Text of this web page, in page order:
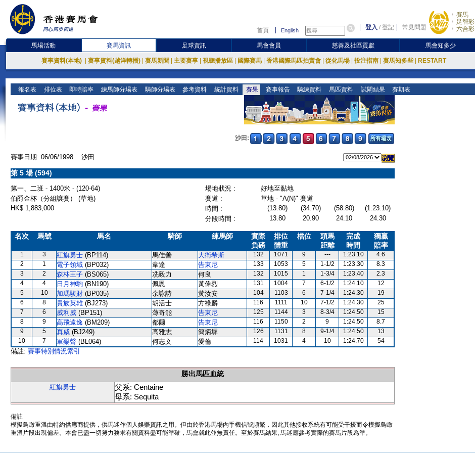
首頁 English 登入 /登記 常見問題
賽馬
足智彩
六合彩
馬場活動 賽馬資訊 足球資訊 馬會會員 慈善及社區貢獻 馬會知多少
賽事資料(本地) 賽事資料(越洋轉播) 賽馬新聞 主要賽事 視聽播放區 國際賽馬 香港國際馬匹拍賣會 從化馬場 投注指南 賽馬知多些 RESTART
報名表 排位表 即時賠率 練馬師分場表 騎師分場表 參考資料 統計資料 賽果 賽事報告 騎練資料 馬匹資料 試閘結果 賽期表
沙田:
賽事日期: 06/06/1998 沙田
第 5 場 (594)
第一、二班 - 1400米 - (120-64) 場地狀況 :
好地至黏地
伯爵金杯（分組讓賽） (草地)
賽道 :
草地 - "A(N)" 賽道
HK$ 1,883,000
時間 : (13.80) (34.70) (58.80)
(1:23.10)
分段時間 :
13.80 20.90 24.10 24.30
名次 馬號 馬名 騎師 練馬師
實際
負磅
排位
體重
檔位
頭馬
距離
完成
時間
獨贏
賠率
1 3 紅旗勇士 (BP114) 馬佳善 大衛希斯 132 1071 9 --- 1:23.10
4.6
2
1 電子領域 (BP032) 韋達 告東尼 133 1053 5 1-1/2 1:23.30
8.3
3
2 森林王子 (BS065) 冼毅力 何良 132 1015 1 1-3/4 1:23.40
2.3
4
4 日月神駒 (BN190) 佩恩 黃偉烈 131 1004 7 6-1/2 1:24.10
12
5
10 加瑪駿財 (BP035) 余詠詩 黃汝安 104 1103 6 7-1/4 1:24.30
19
6
8 貴族英雄 (BJ273) 胡活士 方祿麟 116 1111 10 7-1/2 1:24.30
25
7
6 威利威 (BP151) 薄奇能 告東尼 125 1144 3 8-3/4 1:24.50
15
8
9 高飛遠逸 (BM209) 都爾 告東尼 116 1150 2 9 1:24.50
8.7
9
5 真威 (BJ249) 高雅志 簡炳墀 126 1131 8 9-1/4 1:24.50
13
10
7 軍樂聲 (BL064) 何志文 愛倫 114 1031 4 10 1:24.70 54
備註: 賽事特別情況索引
勝出馬匹血統
紅旗勇士
父系: Centaine
母系: Sequita
備註
模擬鳥瞰重溫由特約供應商提供，供馬迷作個人娛樂資訊之用。但由於香港馬場內手機信號頻繁，因此其他接收系統有可能受干擾而令模擬鳥瞰
重溫片段出現偏差。本會已盡一切努力務求有關資料盡可能準確，馬會就此並無責任。至於賽馬結果, 馬迷應參考實際的賽馬片段為準。